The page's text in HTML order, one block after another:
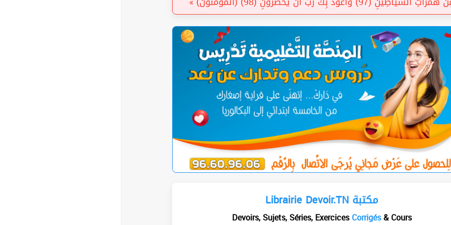
Librairie Devoir.TN مكتبة
Devoirs, Sujets, Séries, ExercicesCorrigés& Cours